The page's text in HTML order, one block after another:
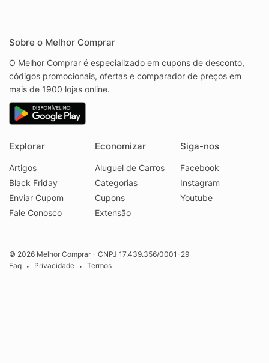
Sobre o Melhor Comprar
O Melhor Comprar é especializado em cupons de desconto,
códigos promocionais, ofertas e comparador de preços em
mais de 1900 lojas online.
Explorar
Artigos
Black Friday
Enviar Cupom
Fale Conosco
Economizar
Aluguel de Carros
Categorias
Cupons
Extensão
Siga-nos
Facebook
Instagram
Youtube
© 2026 Melhor Comprar - CNPJ 17.439.356/0001-29
Faq
• Privacidade • Termos